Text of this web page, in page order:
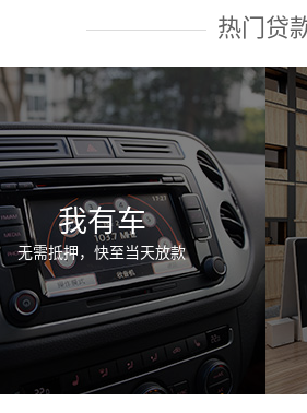
热门贷
我有车
无需抵押，快至当天放款